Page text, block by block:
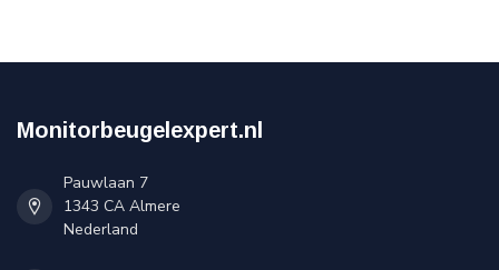
Monitorbeugelexpert.nl
Pauwlaan 7
1343 CA Almere
Nederland